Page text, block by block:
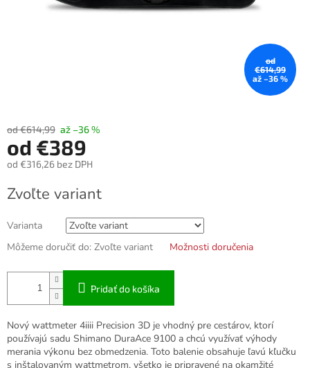
od
€614,99
až –36 %
od €614,99 až –36 %
od €389
od €316,26 bez DPH
cena:
Zvoľte variant
Varianta
Môžeme doručiť do: Zvoľte variant Možnosti doručenia
Pridať do košíka
Nový wattmeter 4iiii Precision 3D je vhodný pre cestárov, ktorí
používajú sadu Shimano DuraAce 9100 a chcú využívať výhody
merania výkonu bez obmedzenia. Toto balenie obsahuje ľavú kľučku
s inštalovaným wattmetrom, všetko je pripravené na okamžité